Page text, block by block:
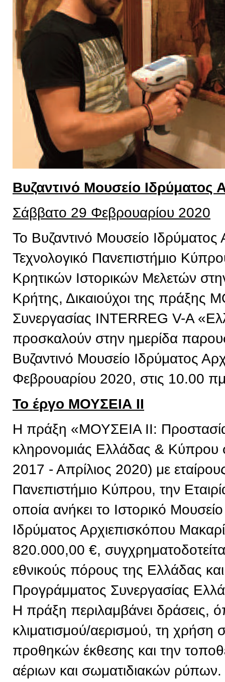
Βυζαντινό Μουσείο Ιδρύματος
Σάββατο 29 Φεβρουαρίου 2020
Το Βυζαντινό Μουσείο
Τεχνολογικό Πανεπιστήμιο
Κρητικών Ιστορικών Μελετών
Κρήτης, Δικαιούχοι της πράξης
Συνεργασίας INTERREG V-A
προσκαλούν στην ημερίδα
Βυζαντινό Μουσείο Ιδρύματος
Φεβρουαρίου 2020, στις 10.00
Το έργο ΜΟΥΣΕΙΑ ΙΙ
Η πράξη «ΜΟΥΣΕΙΑ ΙΙ: Προστασία
κληρονομιάς Ελλάδας & Κύπρου
2017 - Απρίλιος 2020) με
Πανεπιστήμιο Κύπρου, την
οποία ανήκει το Ιστορικό
Ιδρύματος Αρχιεπισκόπου
820.000,00 €,
εθνικούς πόρους της Ελλάδας
Προγράμματος Συνεργασίας
Η πράξη περιλαμβάνει δράσεις,
κλιματισμού/αερισμού, τη χρήση
προθηκών έκθεσης και την
αέριων και σωματιδιακών